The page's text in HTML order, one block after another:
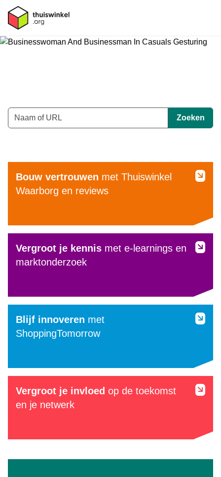
Trefwoord
Zoeken
Bouw vertrouwen met Thuiswinkel
Waarborg en reviews
Vergroot je kennis met e-learnings en
marktonderzoek
Blijf innoveren met
ShoppingTomorrow
Vergroot je invloed op de toekomst
en je netwerk